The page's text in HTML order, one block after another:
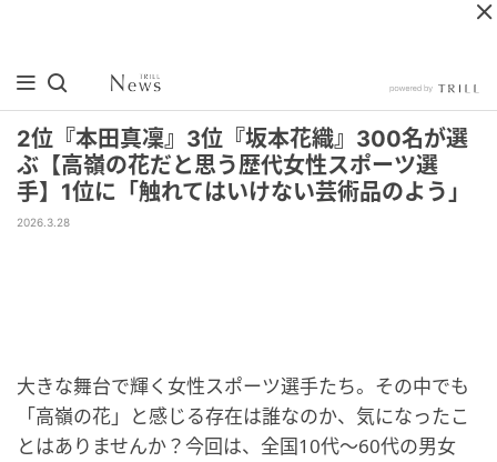
2位『本田真凜』3位『坂本花織』300名が選
ぶ【高嶺の花だと思う歴代女性スポーツ選
手】1位に「触れてはいけない芸術品のよう」
2026.3.28
大きな舞台で輝く女性スポーツ選手たち。その中でも
「高嶺の花」と感じる存在は誰なのか、気になったこ
とはありませんか？今回は、全国10代〜60代の男女